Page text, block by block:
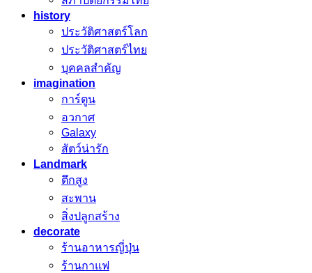
history
ประวัติศาสตร์โลก
ประวัติศาสตร์ไทย
บุคคลสำคัญ
imagination
การ์ตูน
อวกาศ
Galaxy
สัตว์น่ารัก
Landmark
ตึกสูง
สะพาน
สิ่งปลูกสร้าง
decorate
ร้านอาหารญี่ปุ่น
ร้านกาแฟ